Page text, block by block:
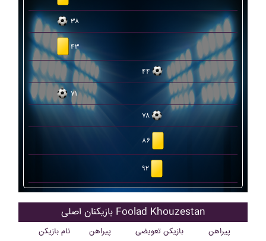
۳۸
۴۳
۴۴
۷۱
۷۸
۸۶
۹۲
بازیکنان اصلی Foolad Khouzestan
نام بازیکن پیراهن بازیکن تعویضی پیراهن